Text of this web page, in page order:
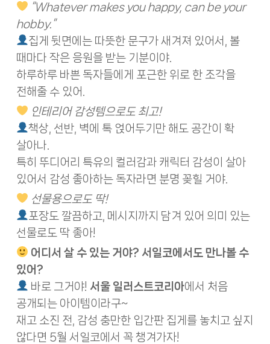
“Whatever makes you happy, can be your
hobby.”
집게 뒷면에는 따뜻한 문구가 새겨져 있어서, 볼
때마다 작은 응원을 받는 기분이야.
하루하루 바쁜 독자들에게 포근한 위로 한 조각을
전해줄 수 있어.
인테리어 감성템으로도 최고!
책상, 선반, 벽에 톡 얹어두기만 해도 공간이 확
살아나.
특히 뚜디어리 특유의 컬러감과 캐릭터 감성이 살아
있어서 감성 좋아하는 독자라면 분명 꽂힐 거야.
선물용으로도 딱!
포장도 깔끔하고, 메시지까지 담겨 있어 의미 있는
선물로도 딱 좋아!
어디서 살 수 있는 거야? 서일코에서도 만나볼 수
있어?
바로 그거야! 서울 일러스트코리아에서 처음
공개되는 아이템이라구~
재고 소진 전, 감성 충만한 입간판 집게를 놓치고 싶지
않다면 5월 서일코에서 꼭 챙겨가자!